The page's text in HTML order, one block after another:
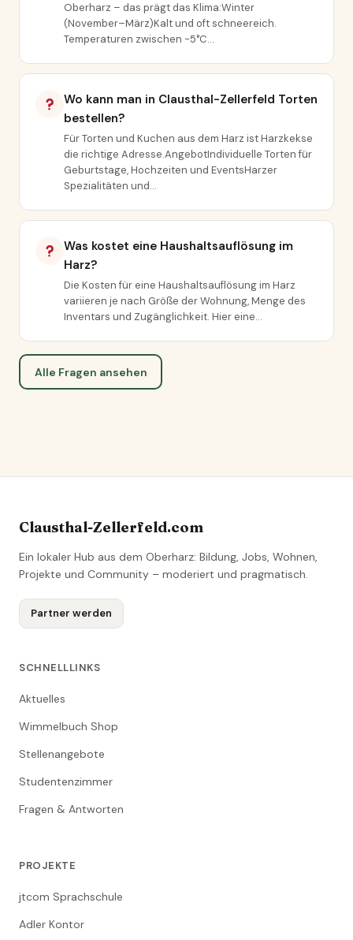
Oberharz – das prägt das Klima:Winter
(November–März)Kalt und oft schneereich.
Temperaturen zwischen -5°C…
Wo kann man in Clausthal-Zellerfeld Torten
bestellen?
Für Torten und Kuchen aus dem Harz ist Harzkekse
die richtige Adresse.AngebotIndividuelle Torten für
Geburtstage, Hochzeiten und EventsHarzer
Spezialitäten und…
Was kostet eine Haushaltsauflösung im
Harz?
Die Kosten für eine Haushaltsauflösung im Harz
variieren je nach Größe der Wohnung, Menge des
Inventars und Zugänglichkeit. Hier eine…
Alle Fragen ansehen
Clausthal-Zellerfeld.com
Ein lokaler Hub aus dem Oberharz: Bildung, Jobs, Wohnen,
Projekte und Community – moderiert und pragmatisch.
Partner werden
SCHNELLLINKS
Aktuelles
Wimmelbuch Shop
Stellenangebote
Studentenzimmer
Fragen & Antworten
PROJEKTE
jtcom Sprachschule
Adler Kontor